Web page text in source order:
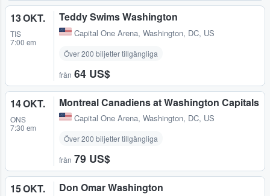
13 OKT.
TIS
7:00 em
Teddy Swims Washington
Capital One Arena, Washington, DC, US
Över 200 biljetter tillgängliga
från 64 US$
14 OKT.
ONS
7:30 em
Montreal Canadiens at Washington Capitals
Capital One Arena, Washington, DC, US
Över 200 biljetter tillgängliga
från 79 US$
15 OKT. Don Omar Washington